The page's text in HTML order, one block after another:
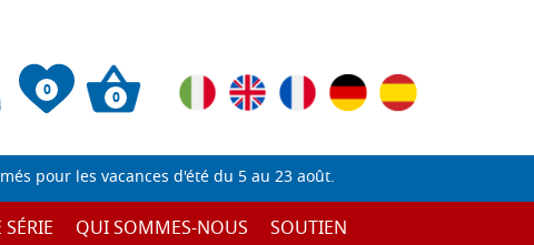
0 0
pour les vacances d'été du 5 au 23 août.
QUI SOMMES-NOUS
SOUTIEN